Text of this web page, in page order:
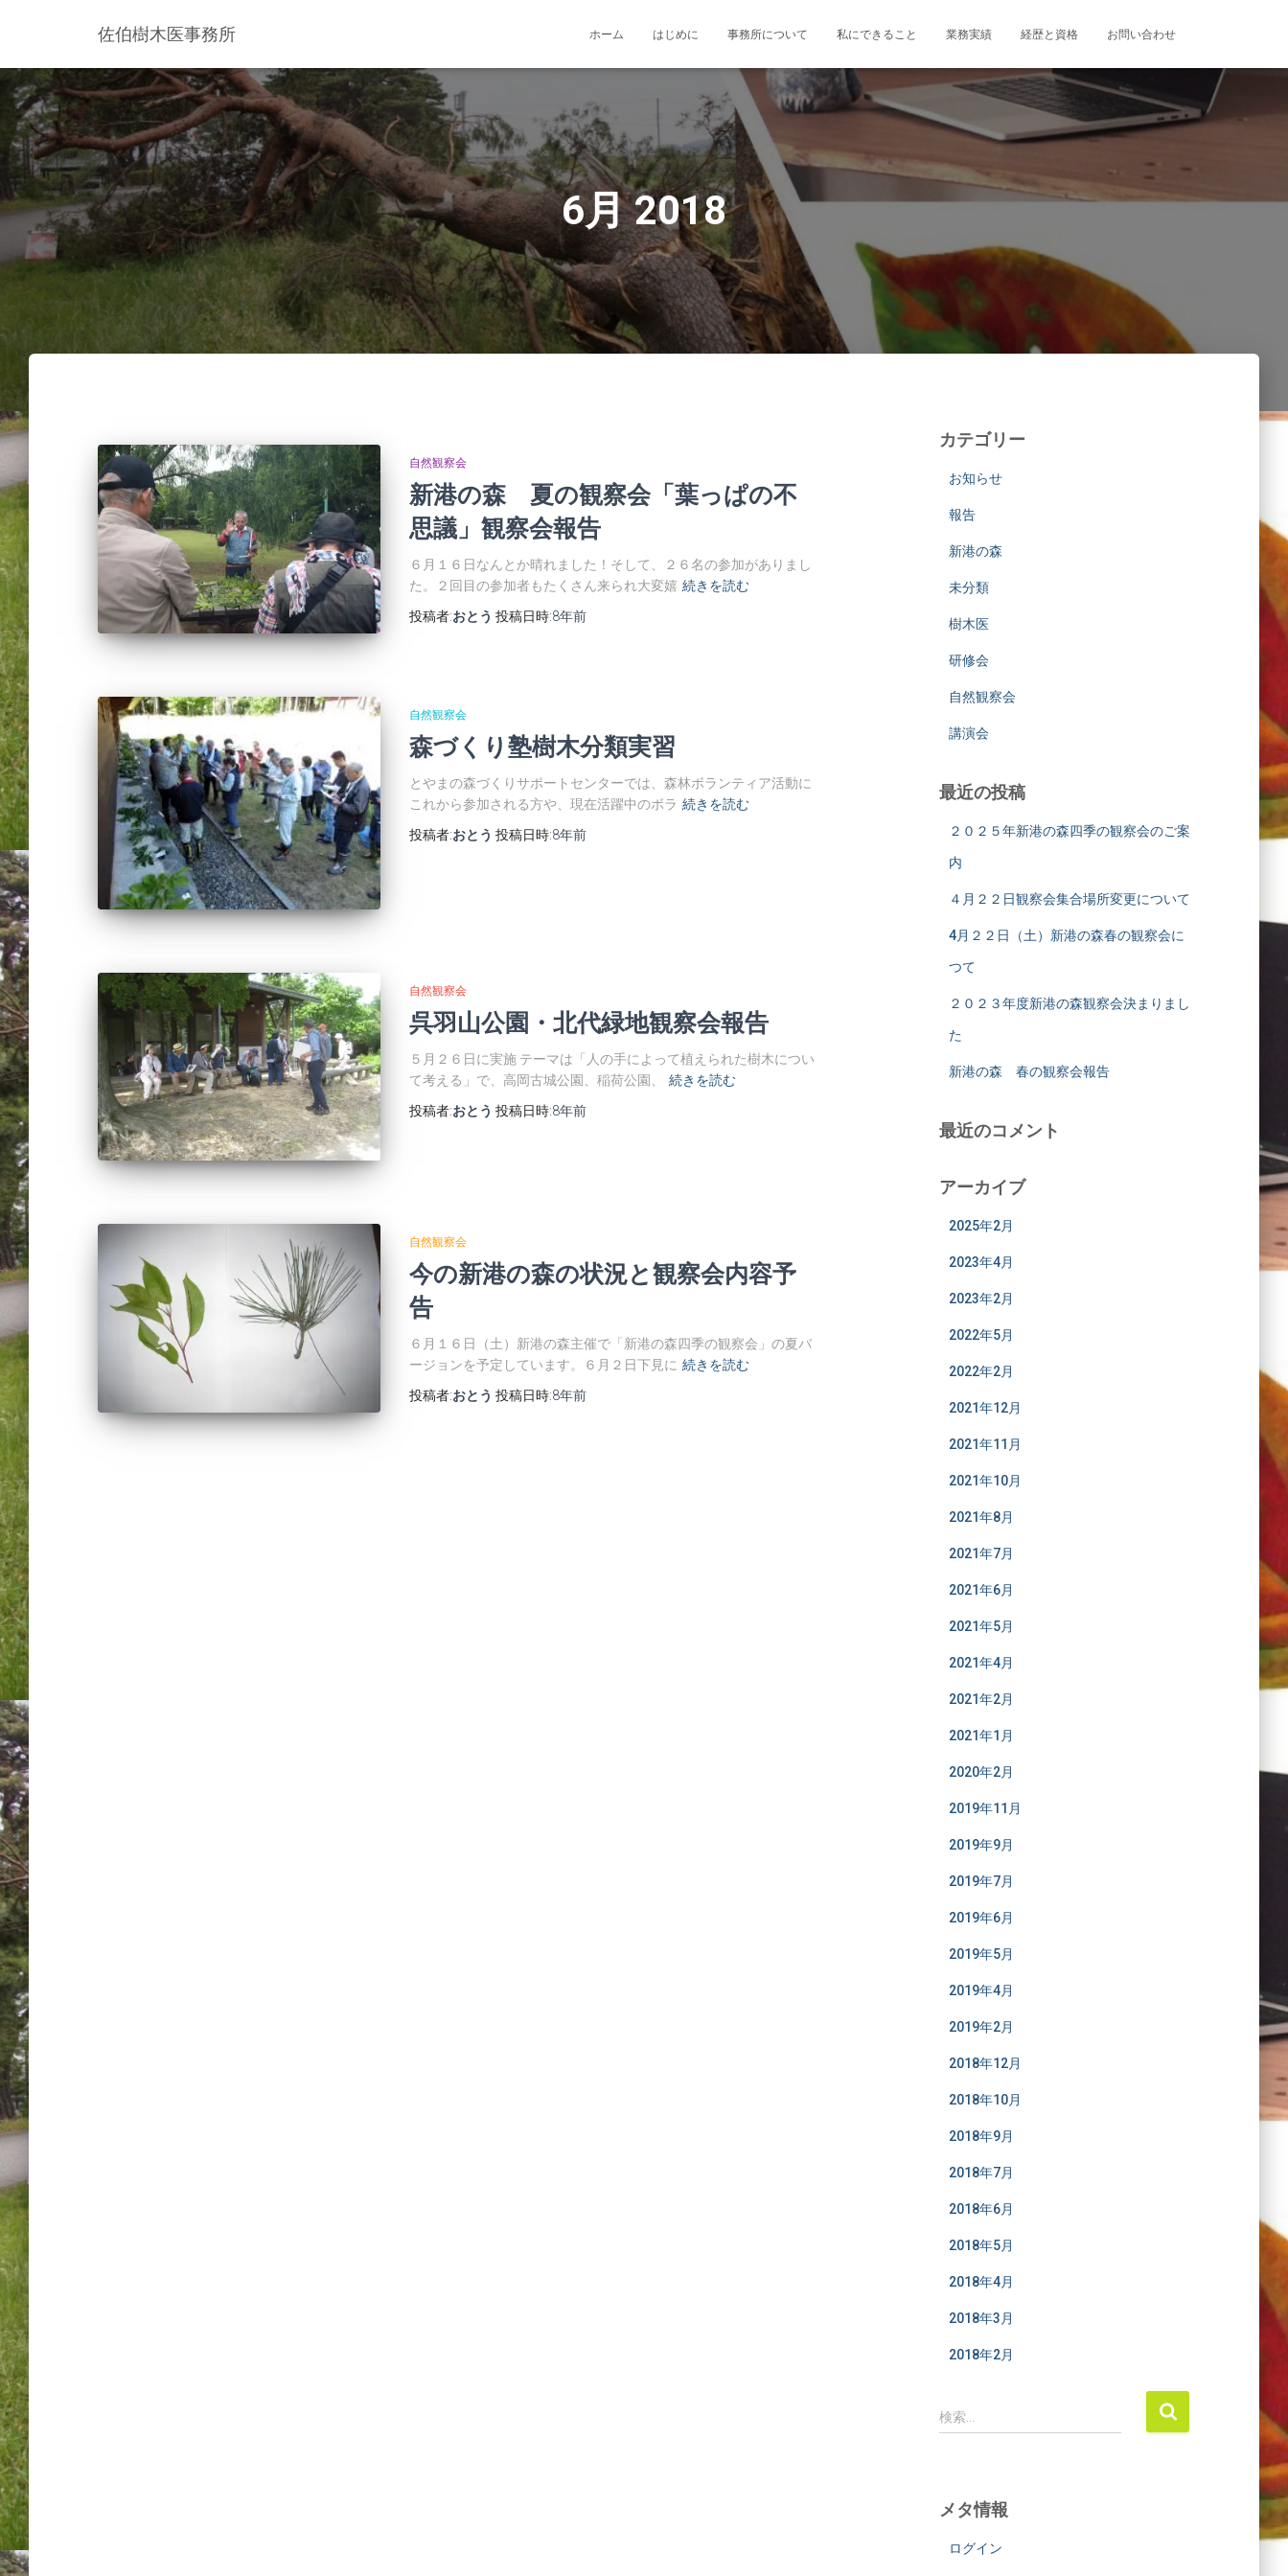
佐伯樹木医事務所 ホーム はじめに 事務所について 私にできること 業務実績 経歴と資格 お問い合わせ
6月 2018
自然観察会
新港の森 夏の観察会「葉っぱの不
思議」観察会報告
６月１６日なんとか晴れました！そして、２６名の参加がありまし
た。２回目の参加者もたくさん来られ大変嬉 続きを読む
投稿者:おとう 投稿日時:8年前
自然観察会
森づくり塾樹木分類実習
とやまの森づくりサポートセンターでは、森林ボランティア活動に
これから参加される方や、現在活躍中のボラ 続きを読む
投稿者:おとう 投稿日時:8年前
自然観察会
呉羽山公園・北代緑地観察会報告
５月２６日に実施 テーマは「人の手によって植えられた樹木につい
て考える」で、高岡古城公園、稲荷公園、
続きを読む
投稿者:おとう 投稿日時:8年前
自然観察会
今の新港の森の状況と観察会内容予
告
６月１６日（土）新港の森主催で「新港の森四季の観察会」の夏バ
ージョンを予定しています。６月２日下見に 続きを読む
投稿者:おとう 投稿日時:8年前
カテゴリー
お知らせ
報告
新港の森
未分類
樹木医
研修会
自然観察会
講演会
最近の投稿
２０２５年新港の森四季の観察会のご案
内
４月２２日観察会集合場所変更について
4月２２日（土）新港の森春の観察会に
つて
２０２３年度新港の森観察会決まりまし
た
新港の森 春の観察会報告
最近のコメント
アーカイブ
2025年2月
2023年4月
2023年2月
2022年5月
2022年2月
2021年12月
2021年11月
2021年10月
2021年8月
2021年7月
2021年6月
2021年5月
2021年4月
2021年2月
2021年1月
2020年2月
2019年11月
2019年9月
2019年7月
2019年6月
2019年5月
2019年4月
2019年2月
2018年12月
2018年10月
2018年9月
2018年7月
2018年6月
2018年5月
2018年4月
2018年3月
2018年2月
検
索
検索…
メタ情報
ログイン